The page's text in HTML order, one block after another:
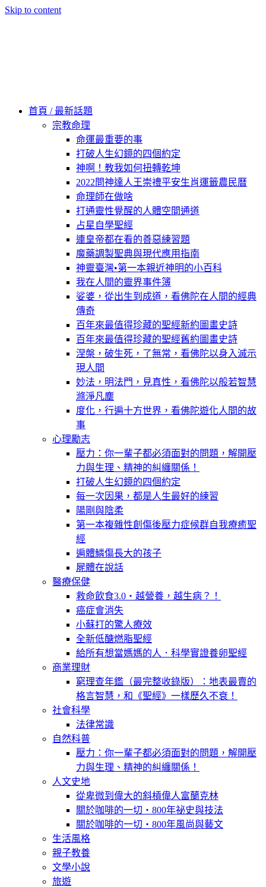
Skip to content
首頁 / 最新話題
宗教命理
命運最重要的事
打破人生幻鏡的四個約定
神啊！教我如何扭轉乾坤
2022問神達人王崇禮平安生肖運籤農民曆
命理師在做啥
打通靈性覺醒的人體空間通道
占星自學聖經
連皇帝都在看的善惡練習題
魔藥調製聖典與現代應用指南
神靈臺灣•第一本親近神明的小百科
我在人間的靈界事件簿
娑婆，從出生到成道，看佛陀在人間的經典
傳奇
百年來最值得珍藏的聖經新約圖畫史詩
百年來最值得珍藏的聖經舊約圖畫史詩
涅槃，破生死，了無常，看佛陀以身入滅示
現人間
妙法，明法門，見真性，看佛陀以般若智慧
滌淨凡塵
度化，行遍十方世界，看佛陀遊化人間的故
事
心理勵志
壓力：你一輩子都必須面對的問題，解開壓
力與生理、精神的糾纏關係！
打破人生幻鏡的四個約定
每一次因果，都是人生最好的練習
陽剛與陰柔
第一本複雜性創傷後壓力症候群自我療癒聖
經
遍體鱗傷長大的孩子
屍體在說話
醫療保健
救命飲食3.0‧越營養，越生病？！
癌症會消失
小蘇打的驚人療效
全新低醣燃脂聖經
給所有想當媽媽的人．科學實證養卵聖經
商業理財
窮理查年鑑（最完整收錄版）：地表最賣的
格言智慧，和《聖經》一樣歷久不衰！
社會科學
法律常識
自然科普
壓力：你一輩子都必須面對的問題，解開壓
力與生理、精神的糾纏關係！
人文史地
從卑微到偉大的斜槓偉人富蘭克林
關於咖啡的一切‧800年祕史與技法
關於咖啡的一切‧800年風尚與藝文
生活風格
親子教養
文學小說
旅遊